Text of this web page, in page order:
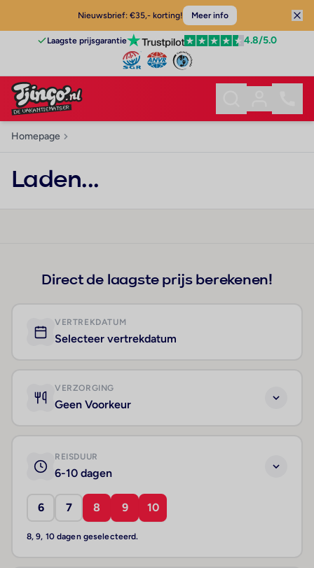
Nieuwsbrief: €35,- korting! Meer info
Laagste prijsgarantie 4.8/5.0
Homepage
Laden...
Direct de laagste prijs berekenen!
VERTREKDATUM
Selecteer vertrekdatum
VERZORGING
Geen Voorkeur
REISDUUR
6-10 dagen
6 7 8 9 10
8, 9, 10 dagen geselecteerd.